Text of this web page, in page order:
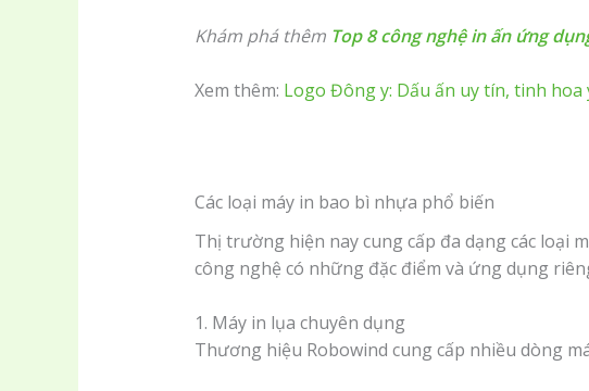
Khám phá thêm Top 8 công nghệ in ấn ứng
Xem thêm: Logo Đông y: Dấu ấn uy tín, tinh hoa
Các loại máy in bao bì nhựa phổ biến
Thị trường hiện nay cung cấp đa dạng các loại
công nghệ có những đặc điểm và ứng dụng
1. Máy in lụa chuyên dụng
Thương hiệu Robowind cung cấp nhiều dòng